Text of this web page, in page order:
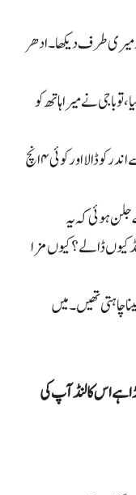
میری طرف دیکھا۔ ادھر
تو باجی نے میرا ہاتھ کو
کو ڈالا اور کوئی۴انچ
جلن ہوئی کہ یہ
کیوں ڈالے؟ کیوں مزا
چاہتی تھیں۔ میں
ہے اس کا لنڈ آپ کی